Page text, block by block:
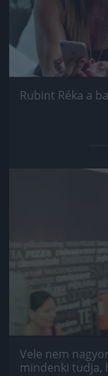
Rubint Réka a
Vele nem
mindenki tudja,